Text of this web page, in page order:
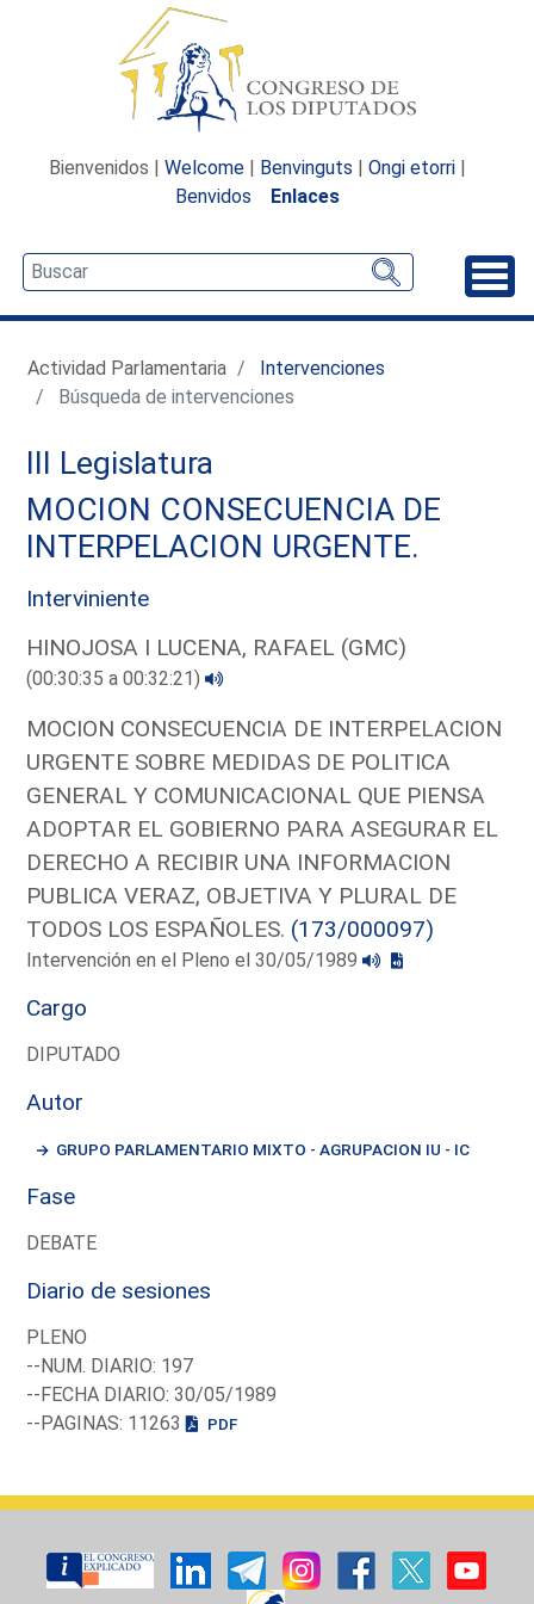
Bienvenidos | Welcome | Benvinguts | Ongi etorri |
Benvidos
Enlaces
Actividad Parlamentaria
Intervenciones
Búsqueda de intervenciones
III Legislatura
MOCION CONSECUENCIA DE
INTERPELACION URGENTE.
Interviniente
HINOJOSA I LUCENA, RAFAEL (GMC)
(00:30:35 a 00:32:21)
MOCION CONSECUENCIA DE INTERPELACION
URGENTE SOBRE MEDIDAS DE POLITICA
GENERAL Y COMUNICACIONAL QUE PIENSA
ADOPTAR EL GOBIERNO PARA ASEGURAR EL
DERECHO A RECIBIR UNA INFORMACION
PUBLICA VERAZ, OBJETIVA Y PLURAL DE
TODOS LOS ESPAÑOLES. (173/000097)
Intervención en el Pleno el 30/05/1989
Cargo
DIPUTADO
Autor
GRUPO PARLAMENTARIO MIXTO - AGRUPACION IU - IC
Fase
DEBATE
Diario de sesiones
PLENO
--NUM. DIARIO: 197
--FECHA DIARIO: 30/05/1989
--PAGINAS: 11263
PDF